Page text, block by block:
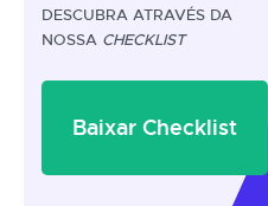
DESCUBRA ATRAVÉS DA
NOSSA CHECKLIST
Baixar Checklist